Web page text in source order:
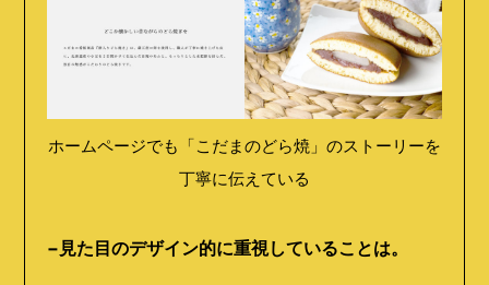
ホームページでも「こだまのどら焼」のストーリーを
丁寧に伝えている
−見た目のデザイン的に重視していることは。